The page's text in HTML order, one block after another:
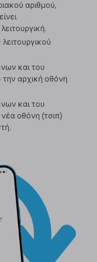
αριθμού,
και του
την αρχική οθόνη
και του
οθόνη (τσιπ)